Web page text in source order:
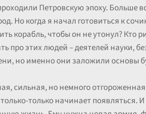
Петровскую эпоху. Больше
Но когда я начал готовиться к
корабль, чтобы он не утонул? Кто
про этих людей – деятелей науки,
но именно они заложили основы
сильная, но немного
только начинает появляться. И